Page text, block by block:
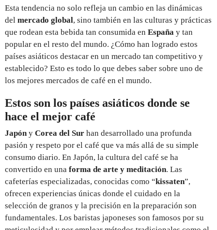
Esta tendencia no solo refleja un cambio en las dinámicas
del mercado global, sino también en las culturas y prácticas
que rodean esta bebida tan consumida en España y tan
popular en el resto del mundo. ¿Cómo han logrado estos
países asiáticos destacar en un mercado tan competitivo y
establecido? Esto es todo lo que debes saber sobre uno de
los mejores mercados de café en el mundo.
Estos son los países asiáticos donde se
hace el mejor café
Japóny Corea del Sur han desarrollado una profunda
pasión y respeto por el café que va más allá de su simple
consumo diario. En Japón, la cultura del café se ha
convertido en una forma de arte y meditación. Las
cafeterías especializadas, conocidas como “kissaten”,
ofrecen experiencias únicas donde el cuidado en la
selección de granos y la precisión en la preparación son
fundamentales. Los baristas japoneses son famosos por su